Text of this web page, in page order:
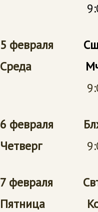
5 февраля
Среда
9:00
6 февраля Блж.
Четверг
7 февраля Свт.
Пятница